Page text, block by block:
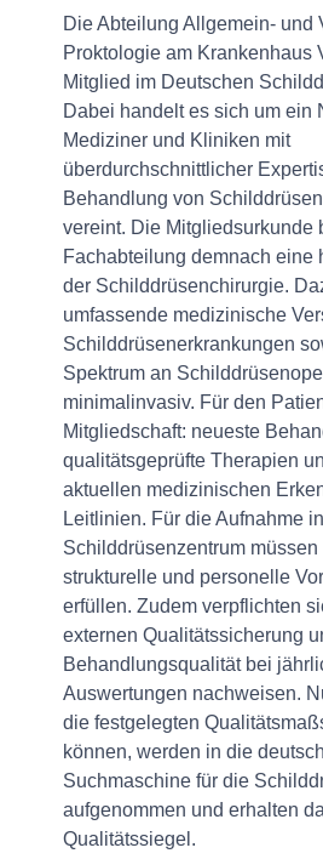
Die Abteilung Allgemein- und
Proktologie am Krankenhaus
Mitglied im Deutschen
Dabei handelt es sich um ein
Mediziner und Kliniken mit
überdurchschnittlicher
Behandlung von
vereint. Die Mitgliedsurkunde
Fachabteilung demnach eine
der Schilddrüsenchirurgie.
umfassende medizinische
Schilddrüsenerkrankungen
Spektrum an
minimalinvasiv. Für den
Mitgliedschaft: neueste
qualitätsgeprüfte Therapien
aktuellen medizinischen
Leitlinien. Für die Aufnahme
Schilddrüsenzentrum
strukturelle und personelle
erfüllen. Zudem verpflichten
externen Qualitätssicherung
Behandlungsqualität bei
Auswertungen nachweisen.
die festgelegten
können, werden in die
Suchmaschine für die
aufgenommen und erhalten
Qualitätssiegel.